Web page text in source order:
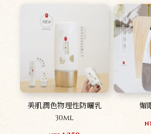
美肌潤色物理性防曬乳
30ml
媚